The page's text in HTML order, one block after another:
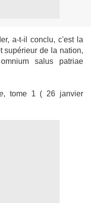
a-t-il conclu, c'est la
supérieur de la nation,
salus patriae
, tome 1 ( 26 janvier